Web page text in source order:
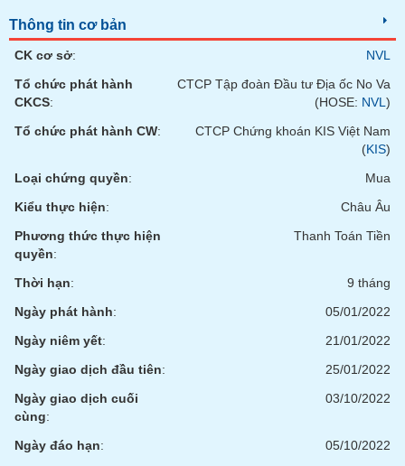
Thông tin cơ bản
CK cơ sở:
NVL
Tổ chức phát hành
CKCS:
CTCP Tập đoàn Đầu tư Địa ốc No Va
(HOSE: NVL )
Tổ chức phát hành CW:
CTCP Chứng khoán KIS Việt Nam
(KIS)
Loại chứng quyền:
Mua
Kiểu thực hiện:
Châu Âu
Phương thức thực hiện
quyền:
Thanh Toán Tiền
Thời hạn:
9 tháng
Ngày phát hành:
05/01/2022
Ngày niêm yết:
21/01/2022
Ngày giao dịch đầu tiên:
25/01/2022
Ngày giao dịch cuối
cùng:
03/10/2022
Ngày đáo hạn:
05/10/2022
(-)
ngữ
(-)
(-)
Đào
tạo
Sách
tài